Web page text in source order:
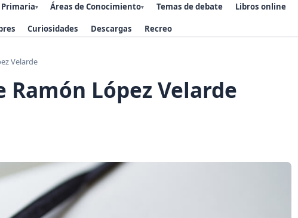
Primaria▾ Áreas de Conocimiento▾ Temas de debate Libros online
Curiosidades Descargas Recreo
Velarde
Ramón López Velarde